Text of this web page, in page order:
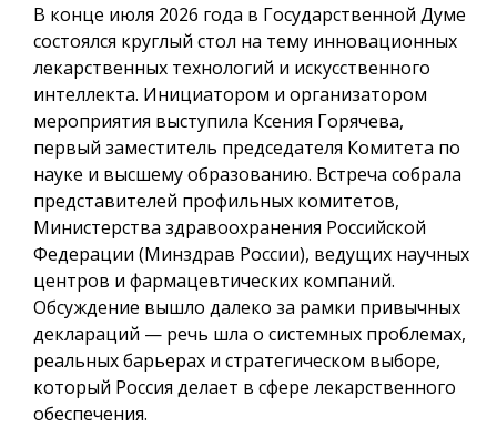
В конце июля 2026 года в Государственной Думе
состоялся круглый стол на тему инновационных
лекарственных технологий и искусственного
интеллекта. Инициатором и организатором
мероприятия выступила Ксения Горячева,
первый заместитель председателя Комитета по
науке и высшему образованию. Встреча собрала
представителей профильных комитетов,
Министерства здравоохранения Российской
Федерации (Минздрав России), ведущих научных
центров и фармацевтических компаний.
Обсуждение вышло далеко за рамки привычных
деклараций — речь шла о системных проблемах,
реальных барьерах и стратегическом выборе,
который Россия делает в сфере лекарственного
обеспечения.